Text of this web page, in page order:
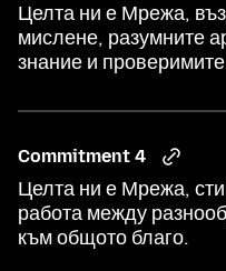
Целта ни е Мрежа,
мислене, разумните
знание и
Commitment 4
Целта ни е Мрежа,
работа между
към общото благо.